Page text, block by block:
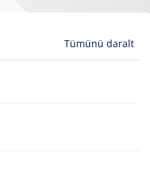
Tümünü daralt